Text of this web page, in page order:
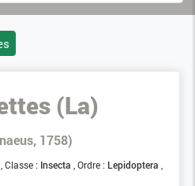
(La)
1758)
Classe : Insecta Ordre : Lepidoptera